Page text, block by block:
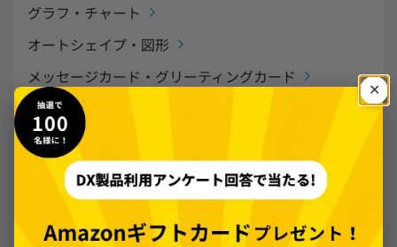
グラフ・チャート
オートシェイプ・図形
メッセージカード・グリーティングカード
年賀状・年賀はがき
カレンダー
展開図・クラフト
その他（はがき・カード）
画像素材
管理職・共通AIプロンプト